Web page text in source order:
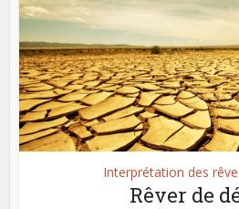
Interprétation des
Rêver de